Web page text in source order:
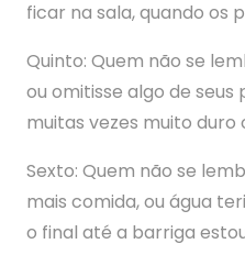
ficar na sala, quando os
Quinto: Quem não se
ou omitisse algo de seus
muitas vezes muito duro
Sexto: Quem não se
mais comida, ou água
o final até a barriga